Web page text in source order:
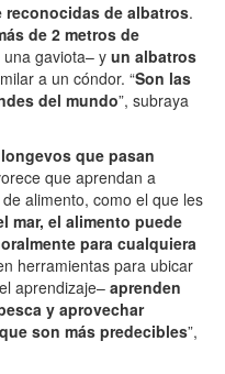
reconocidas de albatros.
de 2 metros de
gaviota– y un albatros
a un cóndor. “Son las
del mundo”, subraya
que pasan
que aprendan a
alimento, como el que les
mar, el alimento puede
para cualquiera
herramientas para ubicar
aprendizaje– aprenden
y aprovechar
son más predecibles”,